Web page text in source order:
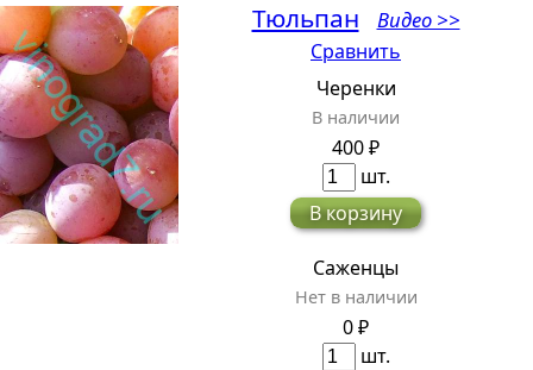
Тюльпан Видео >>
Сравнить
Черенки
В наличии
400 ₽
шт.
В корзину
Саженцы
Нет в наличии
0 ₽
шт.